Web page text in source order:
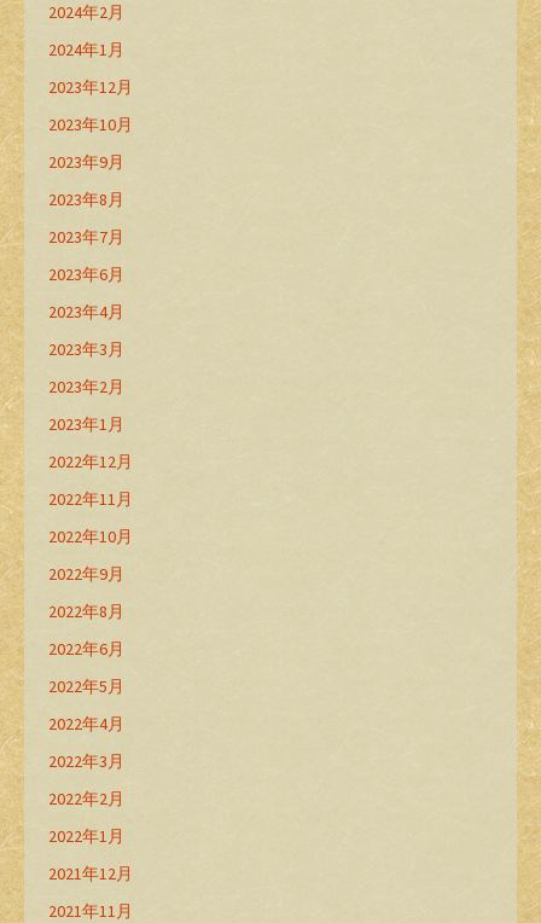
2024年2月
2024年1月
2023年12月
2023年10月
2023年9月
2023年8月
2023年7月
2023年6月
2023年4月
2023年3月
2023年2月
2023年1月
2022年12月
2022年11月
2022年10月
2022年9月
2022年8月
2022年6月
2022年5月
2022年4月
2022年3月
2022年2月
2022年1月
2021年12月
2021年11月